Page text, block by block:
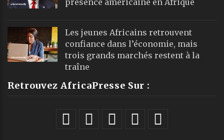
Les jeunes Africains retrouvent
confiance dans l’économie, mais
trois grands marchés restent à la
traîne
Retrouvez AfricaPresse Sur :